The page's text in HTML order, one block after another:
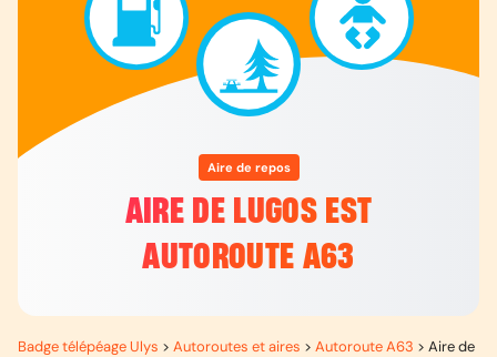
Aire de repos
AIRE DE LUGOS EST
AUTOROUTE A63
Badge télépéage Ulys > Autoroutes et aires > Autoroute A63 > Aire de